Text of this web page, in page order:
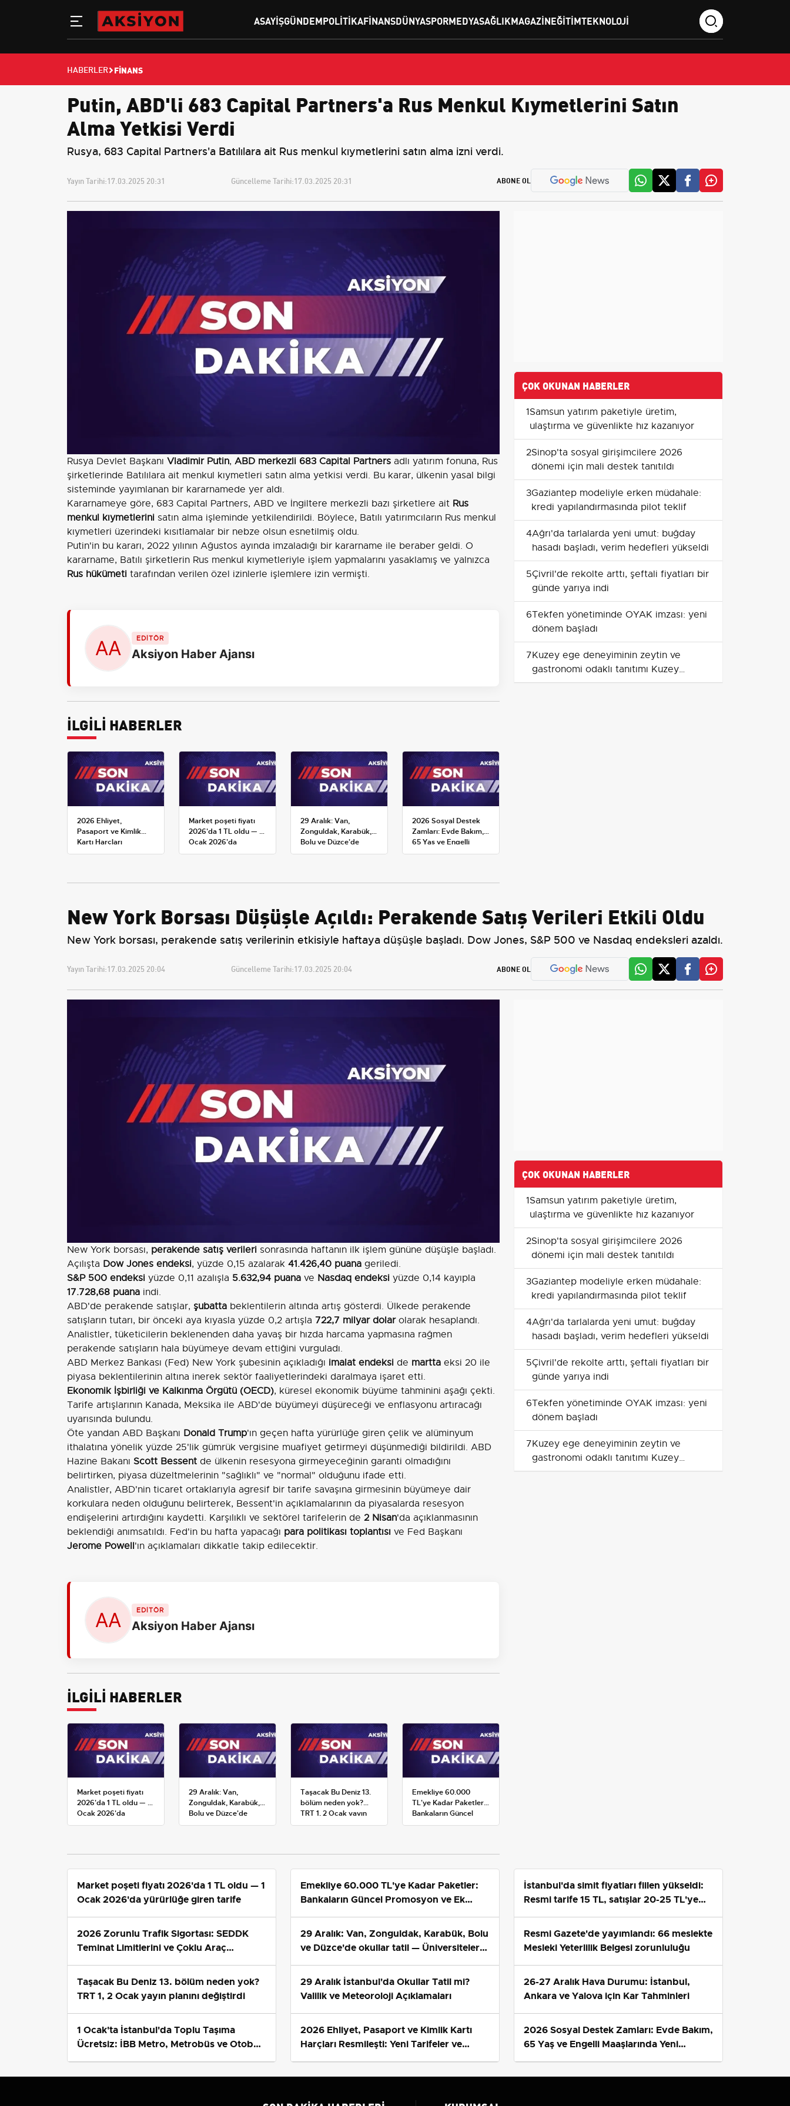
ASAYIŞGÜNDEMPOLITIKAFINANSDÜNYASPORMEDYASAĞLIKMAGAZINEĞITIMTEKNOLOJI
HABERLER FINANS
Putin, ABD'li 683 Capital Partners'a Rus Menkul Kıymetlerini Satın
Alma Yetkisi Verdi
Rusya, 683 Capital Partners'a Batılılara ait Rus menkul kıymetlerini satın alma izni verdi.
Yayın Tarihi:17.03.2025 20:31 Güncelleme Tarihi:17.03.2025 20:31 ABONE OL
Rusya Devlet Başkanı Vladimir Putin, ABD merkezli 683 Capital Partners adlı yatırım fonuna, Rus
şirketlerinde Batılılara ait menkul kıymetleri satın alma yetkisi verdi. Bu karar, ülkenin yasal bilgi
sisteminde yayımlanan bir kararnamede yer aldı.
Kararnameye göre, 683 Capital Partners, ABD ve İngiltere merkezli bazı şirketlere ait Rus
menkul kıymetlerini satın alma işleminde yetkilendirildi. Böylece, Batılı yatırımcıların Rus menkul
kıymetleri üzerindeki kısıtlamalar bir nebze olsun esnetilmiş oldu.
Putin'in bu kararı, 2022 yılının Ağustos ayında imzaladığı bir kararname ile beraber geldi. O
kararname, Batılı şirketlerin Rus menkul kıymetleriyle işlem yapmalarını yasaklamış ve yalnızca
Rus hükümeti tarafından verilen özel izinlerle işlemlere izin vermişti.
EDİTÖR
Aksiyon Haber Ajansı
İLGİLİ HABERLER
2026 Ehliyet,
Pasaport ve Kimlik
Kartı Harçları
Resmileşti: Yeni
Market poşeti fiyatı
2026'da 1 TL oldu — 1
Ocak 2026'da
yürürlüğe giren tarife
29 Aralık: Van,
Zonguldak, Karabük,
Bolu ve Düzce'de
okullar tatil —
2026 Sosyal Destek
Zamları: Evde Bakım,
65 Yaş ve Engelli
Maaşlarında Yeni
ÇOK OKUNAN HABERLER
1Samsun yatırım paketiyle üretim,
ulaştırma ve güvenlikte hız kazanıyor
2Sinop'ta sosyal girişimcilere 2026
dönemi için mali destek tanıtıldı
3Gaziantep modeliyle erken müdahale:
kredi yapılandırmasında pilot teklif
4Ağrı'da tarlalarda yeni umut: buğday
hasadı başladı, verim hedefleri yükseldi
5Çivril'de rekolte arttı, şeftali fiyatları bir
günde yarıya indi
6Tekfen yönetiminde OYAK imzası: yeni
dönem başladı
7Kuzey ege deneyiminin zeytin ve
gastronomi odaklı tanıtımı Kuzey
Makedonya'da
New York Borsası Düşüşle Açıldı: Perakende Satış Verileri Etkili Oldu
New York borsası, perakende satış verilerinin etkisiyle haftaya düşüşle başladı. Dow Jones, S&P 500 ve Nasdaq endeksleri azaldı.
Yayın Tarihi:17.03.2025 20:04 Güncelleme Tarihi:17.03.2025 20:04 ABONE OL
New York borsası, perakende satış verileri sonrasında haftanın ilk işlem gününe düşüşle başladı.
Açılışta Dow Jones endeksi, yüzde 0,15 azalarak 41.426,40 puana geriledi.
S&P 500 endeksi yüzde 0,11 azalışla 5.632,94 puana ve Nasdaq endeksi yüzde 0,14 kayıpla
17.728,68 puana indi.
ABD'de perakende satışlar, şubatta beklentilerin altında artış gösterdi. Ülkede perakende
satışların tutarı, bir önceki aya kıyasla yüzde 0,2 artışla 722,7 milyar dolarolarak hesaplandı.
Analistler, tüketicilerin beklenenden daha yavaş bir hızda harcama yapmasına rağmen
perakende satışların hala büyümeye devam ettiğini vurguladı.
ABD Merkez Bankası (Fed) New York şubesinin açıkladığı imalat endeksi de martta eksi 20 ile
piyasa beklentilerinin altına inerek sektör faaliyetlerindeki daralmaya işaret etti.
Ekonomik İşbirliği ve Kalkınma Örgütü (OECD), küresel ekonomik büyüme tahminini aşağı çekti.
Tarife artışlarının Kanada, Meksika ile ABD'de büyümeyi düşüreceği ve enflasyonu artıracağı
uyarısında bulundu.
Öte yandan ABD Başkanı Donald Trump'ın geçen hafta yürürlüğe giren çelik ve alüminyum
ithalatına yönelik yüzde 25'lik gümrük vergisine muafiyet getirmeyi düşünmediği bildirildi. ABD
Hazine Bakanı Scott Bessent de ülkenin resesyona girmeyeceğinin garanti olmadığını
belirtirken, piyasa düzeltmelerinin "sağlıklı" ve "normal" olduğunu ifade etti.
Analistler, ABD'nin ticaret ortaklarıyla agresif bir tarife savaşına girmesinin büyümeye dair
korkulara neden olduğunu belirterek, Bessent'in açıklamalarının da piyasalarda resesyon
endişelerini artırdığını kaydetti. Karşılıklı ve sektörel tarifelerin de 2 Nisan'da açıklanmasının
beklendiği anımsatıldı. Fed'in bu hafta yapacağı para politikası toplantısı ve Fed Başkanı
Jerome Powell'ın açıklamaları dikkatle takip edilecektir.
EDİTÖR
Aksiyon Haber Ajansı
İLGİLİ HABERLER
Market poşeti fiyatı
2026'da 1 TL oldu — 1
Ocak 2026'da
yürürlüğe giren tarife
29 Aralık: Van,
Zonguldak, Karabük,
Bolu ve Düzce'de
okullar tatil —
Taşacak Bu Deniz 13.
bölüm neden yok?
TRT 1, 2 Ocak yayın
planını değiştirdi
Emekliye 60.000
TL'ye Kadar Paketler:
Bankaların Güncel
Promosyon ve Ek
ÇOK OKUNAN HABERLER
1Samsun yatırım paketiyle üretim,
ulaştırma ve güvenlikte hız kazanıyor
2Sinop'ta sosyal girişimcilere 2026
dönemi için mali destek tanıtıldı
3Gaziantep modeliyle erken müdahale:
kredi yapılandırmasında pilot teklif
4Ağrı'da tarlalarda yeni umut: buğday
hasadı başladı, verim hedefleri yükseldi
5Çivril'de rekolte arttı, şeftali fiyatları bir
günde yarıya indi
6Tekfen yönetiminde OYAK imzası: yeni
dönem başladı
7Kuzey ege deneyiminin zeytin ve
gastronomi odaklı tanıtımı Kuzey
Makedonya'da
Market poşeti fiyatı 2026'da 1 TL oldu — 1
Ocak 2026'da yürürlüğe giren tarife
2026 Zorunlu Trafik Sigortası: SEDDK
Teminat Limitlerini ve Çoklu Araç
Taşacak Bu Deniz 13. bölüm neden yok?
TRT 1, 2 Ocak yayın planını değiştirdi
1 Ocak'ta İstanbul'da Toplu Taşıma
Ücretsiz: İBB Metro, Metrobüs ve Otobüs
Emekliye 60.000 TL'ye Kadar Paketler:
Bankaların Güncel Promosyon ve Ek
29 Aralık: Van, Zonguldak, Karabük, Bolu
ve Düzce'de okullar tatil — Üniversiteler
29 Aralık İstanbul'da Okullar Tatil mi?
Valilik ve Meteoroloji Açıklamaları
2026 Ehliyet, Pasaport ve Kimlik Kartı
Harçları Resmileşti: Yeni Tarifeler ve
İstanbul'da simit fiyatları fiilen yükseldi:
Resmi tarife 15 TL, satışlar 20-25 TL'ye
Resmi Gazete'de yayımlandı: 66 meslekte
Mesleki Yeterlilik Belgesi zorunluluğu
26-27 Aralık Hava Durumu: İstanbul,
Ankara ve Yalova için Kar Tahminleri
2026 Sosyal Destek Zamları: Evde Bakım,
65 Yaş ve Engelli Maaşlarında Yeni